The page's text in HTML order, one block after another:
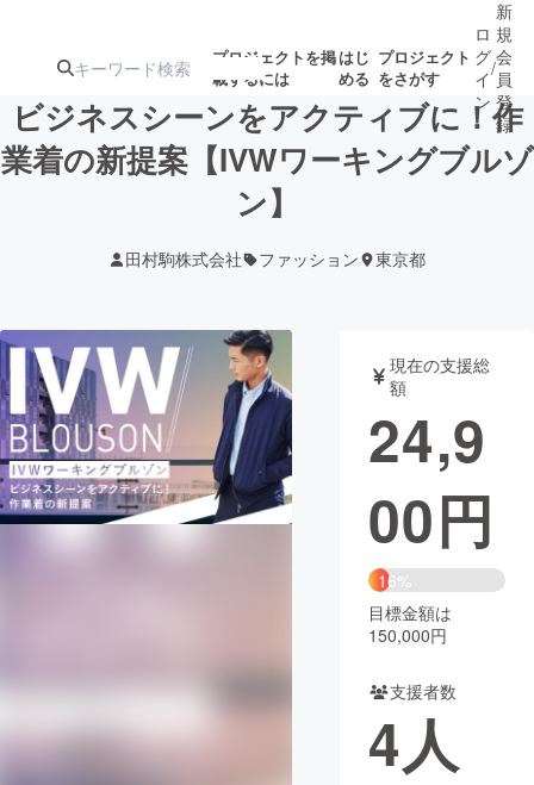
プロジェクトを掲
載するには
はじ
める
プロジェクト
をさがす
注目の新着プロ
テクノロジー・ガジェット
映像・映画 書籍・雑誌
ビジネス・起業 チャレンジ
CAMPFIRE Creation
コミュニティ
ロ
グ
イ
ン
/
新
規
会
員
登
録
ビジネスシーンをアクティブに！作
業着の新提案【IVWワーキングブルゾ
ン】
田村駒株式会社 ファッション 東京都
現在の支援総
額
24,9
00円
16%
目標金額は
150,000円
支援者数
4人